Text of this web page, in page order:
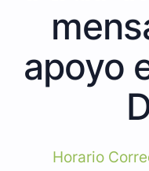
apoyo
Horario